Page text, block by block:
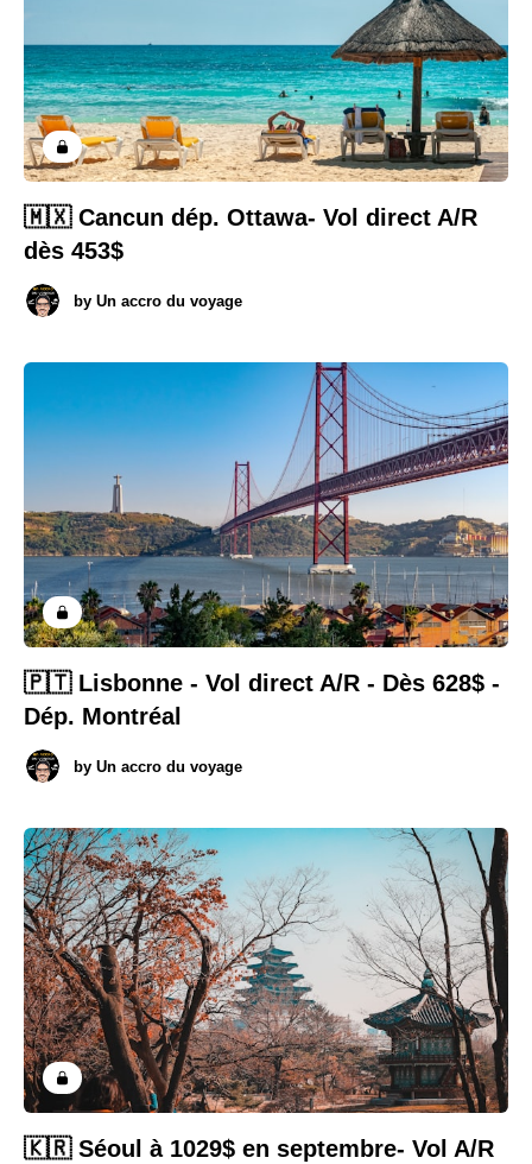
🇲🇽 Cancun dép. Ottawa- Vol direct A/R
dès 453$
by Un accro du voyage
🇵🇹 Lisbonne - Vol direct A/R - Dès 628$ -
Dép. Montréal
by Un accro du voyage
🇰🇷 Séoul à 1029$ en septembre- Vol A/R